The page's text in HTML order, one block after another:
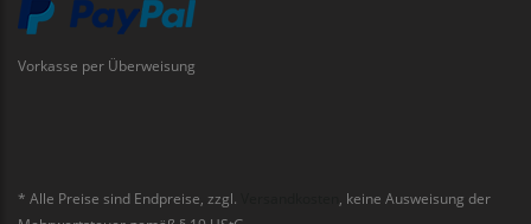
Vorkasse per Überweisung
* Alle Preise sind Endpreise, zzgl.
, keine Ausweisung der